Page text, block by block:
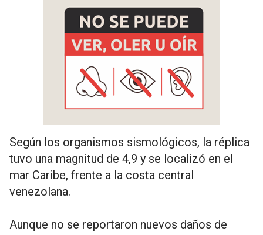
Según los organismos sismológicos, la réplica
tuvo una magnitud de 4,9 y se localizó en el
mar Caribe, frente a la costa central
venezolana.
Aunque no se reportaron nuevos daños de